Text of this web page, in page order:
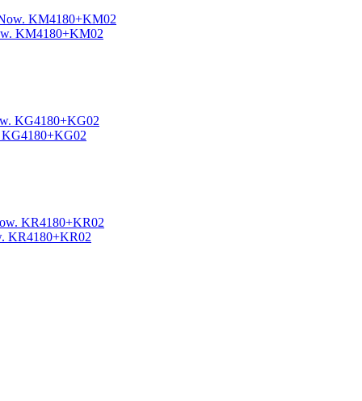
KM4180+KM02
KG4180+KG02
KR4180+KR02